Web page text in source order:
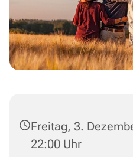
Freitag, 3.
22:00 Uhr